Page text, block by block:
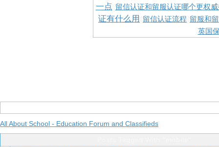
一点 留信认证和留服认证哪个更权
证有什么用 留信认证流程 留服和
英国
All About School - Education Forum and Classifieds